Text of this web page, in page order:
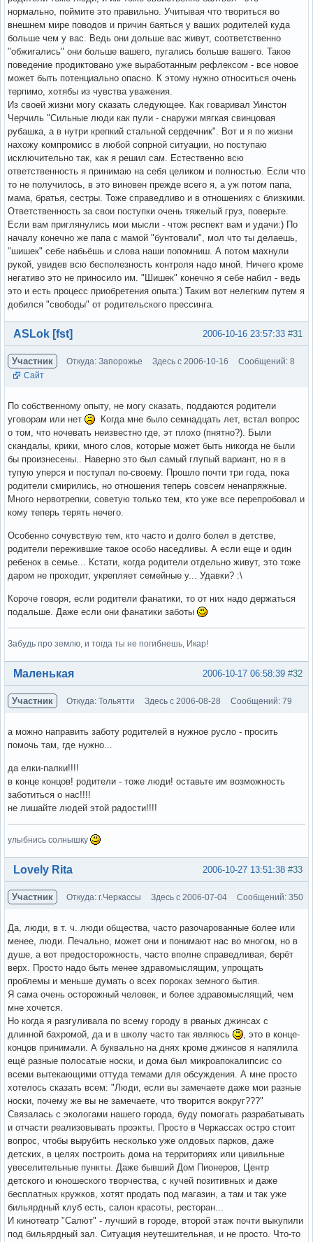
нормально, поймите это правильно. Учитывая что твориться во
внешнем мире поводов и причин баяться у ваших родителей куда
больше чем у вас. Ведь они дольше вас живут, соответственно
"обжигались" они больше вашего, пугались больше вашего. Такое
поведение продиктовано уже выработанным рефлексом - все новое
может быть потенциально опасно. К этому нужно относиться очень
терпимо, хотябы из чувства уважения.
Из своей жизни могу сказать следующее. Как говаривал Уинстон
Черчиль "Сильные люди как пули - снаружи мягкая свинцовая
рубашка, а в нутри крепкий стальной сердечник". Вот и я по жизни
нахожу компромисс в любой сопрной ситуации, но поступаю
исключительно так, как я решил сам. Естественно всю
ответственность я принимаю на себя целиком и полностью. Если что
то не получилось, в это виновен прежде всего я, а уж потом папа,
мама, братья, сестры. Тоже справедливо и в отношениях с близкими.
Ответственность за свои поступки очень тяжелый груз, поверьте.
Если вам приглянулись мои мысли - чтож респект вам и удачи:) По
началу конечно же папа с мамой "бунтовали", мол что ты делаешь,
"шишек" себе набьёшь и слова наши попомниш. А потом махнули
рукой, увидев всю бесполезность контроля надо мной. Ничего кроме
негативо это не приносило им. "Шишек" конечно я себе набил - ведь
это и есть процесс приобретения опыта:) Таким вот нелегким путем я
добился "свободы" от родительского прессинга.
Вне форума #31
2006-10-16 23:57:33
ASLok [fst]
Участник Откуда: Запорожье Здесь с 2006-10-16
Сообщений: 8
Сайт
По собственному опыту, не могу сказать, поддаются родители
уговорам или нет
Когда мне было семнадцать лет, встал вопрос
о том, что ночевать неизвестно где, эт плохо (пнятно?). Были
скандалы, крики, много слов, которые может быть никогда не были
бы произнесены.. Наверно это был самый глупый вариант, но я в
тупую уперся и поступал по-своему. Прошло почти три года, пока
родители смирились, но отношения теперь совсем ненапряжные.
Много нервотрепки, советую только тем, кто уже все перепробовал и
кому теперь терять нечего.
Особенно сочувствую тем, кто часто и долго болел в детстве,
родители пережившие такое особо наседливы. А если еще и один
ребенок в семье... Кстати, когда родители отдельно живут, это тоже
даром не проходит, укрепляет семейные у... Удавки? :\
Короче говоря, если родители фанатики, то от них надо держаться
подальше. Даже если они фанатики заботы
Забудь про землю, и тогда ты не погибнешь, Икар!
Вне форума #32
2006-10-17 06:58:39
Маленькая
Участник Откуда: Тольятти Здесь с 2006-08-28 Сообщений: 79
а можно направить заботу родителей в нужное русло - просить
помочь там, где нужно...
да елки-палки!!!!
в конце концов! родители - тоже люди! оставьте им возможность
заботиться о нас!!!!
не лишайте людей этой радости!!!!
улыбнись солнышку
Вне форума #33
2006-10-27 13:51:38
Lovely Rita
Участник Откуда: г.Черкассы Здесь с 2006-07-04 Сообщений: 350
Да, люди, в т. ч. люди общества, часто разочарованные более или
менее, люди. Печально, может они и понимают нас во многом, но в
душе, а вот предосторожность, часто вполне справедливая, берёт
верх. Просто надо быть менее здравомыслящим, упрощать
проблемы и меньше думать о всех пороках земного бытия.
Я сама очень осторожный человек, и более здравомыслящий, чем
мне хочется.
Но когда я разгуливала по всему городу в рваных джинсах с
длинной бахромой, да и в школу часто так являюсь
, это в конце-
концов принимали. А буквально на днях кроме джинсов я напялила
ещё разные полосатые носки, и дома был микроапокалипсис со
всеми вытекающими оттуда темами для обсуждения. А мне просто
хотелось сказать всем: "Люди, если вы замечаете даже мои разные
носки, почему же вы не замечаете, что творится вокруг???"
Связалась с экологами нашего города, буду помогать разрабатывать
и отчасти реализовывать проэкты. Просто в Черкассах остро стоит
вопрос, чтобы вырубить несколько уже олдовых парков, даже
детских, в целях построить дома на территориях или цивильные
увеселительные пункты. Даже бывший Дом Пионеров, Центр
детского и юношеского творчества, с кучей позитивных и даже
бесплатных кружков, хотят продать под магазин, а там и так уже
бильярдный клуб есть, салон красоты, ресторан...
И кинотеатр "Салют" - лучший в городе, второй этаж почти выкупили
под бильярдный зал. Ситуация неутешительная, и не просто. Что-то